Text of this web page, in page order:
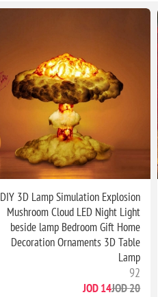
DIY 3D Lamp Simulation Explosion
Mushroom Cloud LED Night Light
beside lamp Bedroom Gift Home
Decoration Ornaments 3D Table
Lamp
92
20 JOD
14 JOD